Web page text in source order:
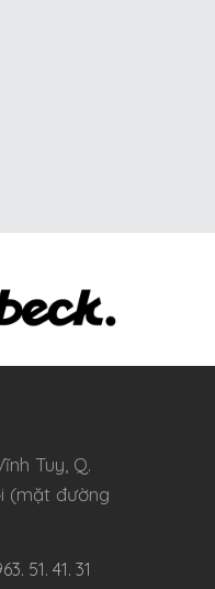
Tuy, Q.
(mặt đường
51. 41. 31